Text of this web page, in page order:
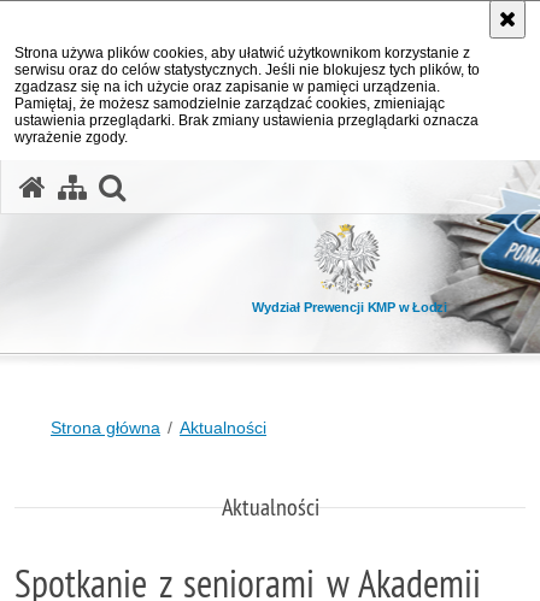
Strona używa plików cookies, aby ułatwić użytkownikom korzystanie z
serwisu oraz do celów statystycznych. Jeśli nie blokujesz tych plików, to
zgadzasz się na ich użycie oraz zapisanie w pamięci urządzenia.
Pamiętaj, że możesz samodzielnie zarządzać cookies, zmieniając
ustawienia przeglądarki. Brak zmiany ustawienia przeglądarki oznacza
wyrażenie zgody.
Wydział Prewencji KMP w Łodzi
Strona główna Aktualności
Aktualności
Spotkanie z seniorami w Akademii